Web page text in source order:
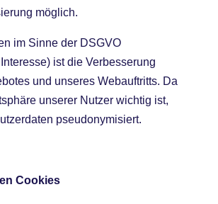
möglich.
im Sinne der DSGVO
ist die Verbesserung
und unseres Webauftritts. Da
unserer Nutzer wichtig ist,
pseudonymisiert.
Cookies